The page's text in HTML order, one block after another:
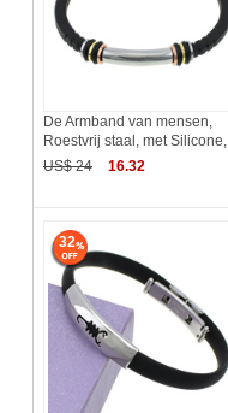
De Armband van mensen,
Roestvrij staal, met Silicone,
US$ 24
16.32
32